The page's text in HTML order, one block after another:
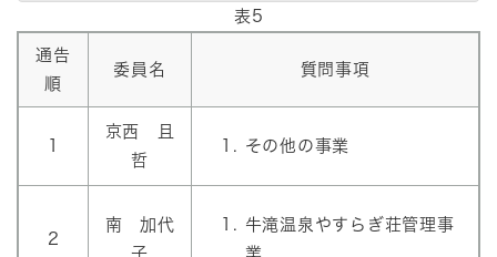
表5
通告
順
委員名 質問事項
京西 且
哲
その他の事業
2
南 加代
子
牛滝温泉やすらぎ荘管理事
業